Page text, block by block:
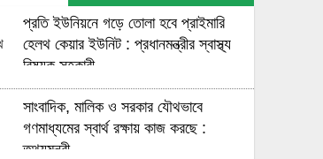
প্রতি ইউনিয়নে গড়ে তোলা হবে প্রাইমারি
হেলথ কেয়ার ইউনিট : প্রধানমন্ত্রীর স্বাস্থ্য
বিষয়ক সহকারী
সাংবাদিক, মালিক ও সরকার যৌথভাবে
গণমাধ্যমের স্বার্থ রক্ষায় কাজ করছে :
তথ্যমন্ত্রী